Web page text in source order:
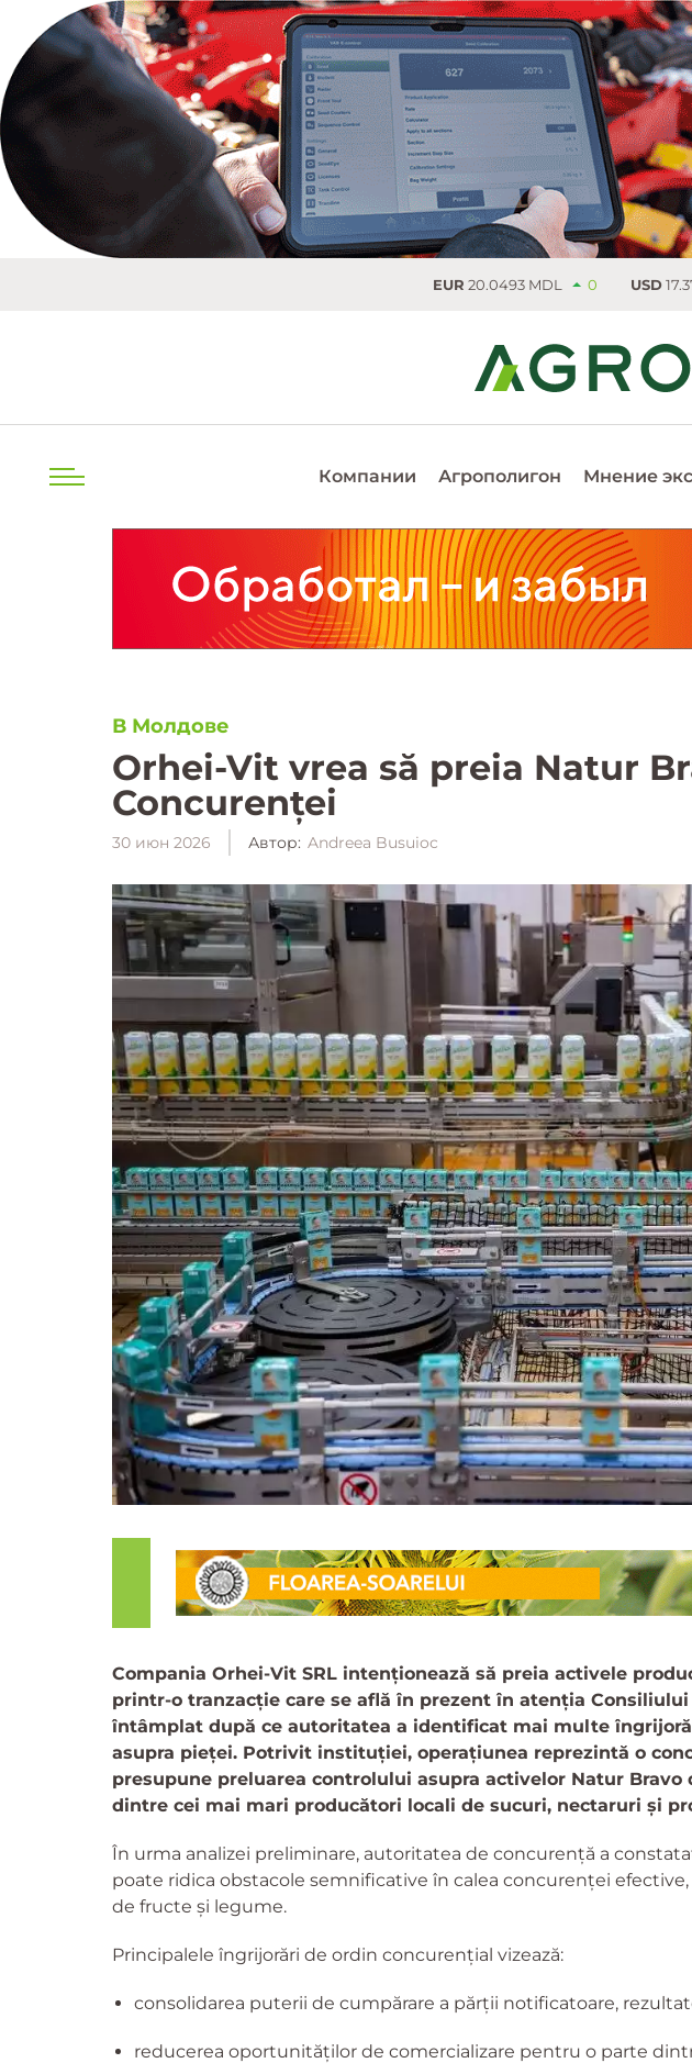
20.0493 MDL 0 USD 17.3737 MDL 0
Компании Агрополигон Мнение
В Молдове
Orhei-Vit vrea să preia Natur
Concurenței
30 июн 2026 Автор: Andreea Busuioc
Compania Orhei-Vit SRL intenționează să preia activele
printr-o tranzacție care se află în prezent în atenția Consiliului
întâmplat după ce autoritatea a identificat mai multe
asupra pieței. Potrivit instituției, operațiunea reprezintă o
presupune preluarea controlului asupra activelor Natur Bravo
dintre cei mai mari producători locali de sucuri, nectaruri și
În urma analizei preliminare, autoritatea de concurență a
poate ridica obstacole semnificative în calea concurenței
de fructe și legume.
Principalele îngrijorări de ordin concurențial vizează:
consolidarea puterii de cumpărare a părții notificatoare,
reducerea oportunităților de comercializare pentru o parte